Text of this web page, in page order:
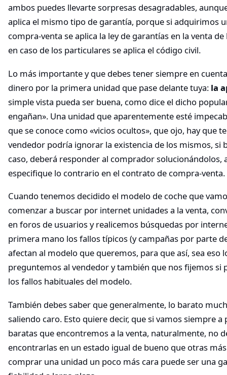
ambos puedes llevarte sorpresas desagradables,
aplica el mismo tipo de garantía, porque si adquirimos
compra-venta se aplica la ley de garantías en la venta
en caso de los particulares se aplica el código civil.
Lo más importante y que debes tener siempre en
dinero por la primera unidad que pase delante tuya: la
simple vista pueda ser buena, como dice el dicho
engañan». Una unidad que aparentemente esté
que se conoce como «vicios ocultos», que ojo, hay que
vendedor podría ignorar la existencia de los mismos, si
caso, deberá responder al comprador solucionándolos,
especifique lo contrario en el contrato de compra-venta.
Cuando tenemos decidido el modelo de coche que
comenzar a buscar por internet unidades a la venta,
en foros de usuarios y realicemos búsquedas por
primera mano los fallos típicos (y campañas por parte
afectan al modelo que queremos, para que así, sea eso
preguntemos al vendedor y también que nos fijemos si
los fallos habituales del modelo.
También debes saber que generalmente, lo barato
saliendo caro. Esto quiere decir, que si vamos siempre
baratas que encontremos a la venta, naturalmente, no
encontrarlas en un estado igual de bueno que otras más
comprar una unidad un poco más cara puede ser una